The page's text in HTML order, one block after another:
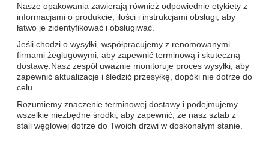
Nasze opakowania zawierają również odpowiednie etykiety z
informacjami o produkcie, ilości i instrukcjami obsługi, aby
łatwo je zidentyfikować i obsługiwać.
Jeśli chodzi o wysyłki, współpracujemy z renomowanymi
firmami żeglugowymi, aby zapewnić terminową i skuteczną
dostawę.Nasz zespół uważnie monitoruje proces wysyłki, aby
zapewnić aktualizacje i śledzić przesyłkę, dopóki nie dotrze do
celu.
Rozumiemy znaczenie terminowej dostawy i podejmujemy
wszelkie niezbędne środki, aby zapewnić, że nasz sztab z
stali węglowej dotrze do Twoich drzwi w doskonałym stanie.